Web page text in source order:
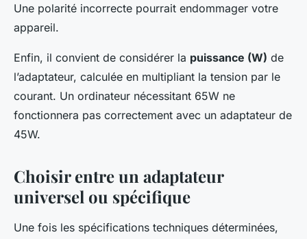
Une polarité incorrecte pourrait endommager votre
appareil.
Enfin, il convient de considérer la puissance (W) de
l’adaptateur, calculée en multipliant la tension par le
courant. Un ordinateur nécessitant 65W ne
fonctionnera pas correctement avec un adaptateur de
45W.
Choisir entre un adaptateur
universel ou spécifique
Une fois les spécifications techniques déterminées,